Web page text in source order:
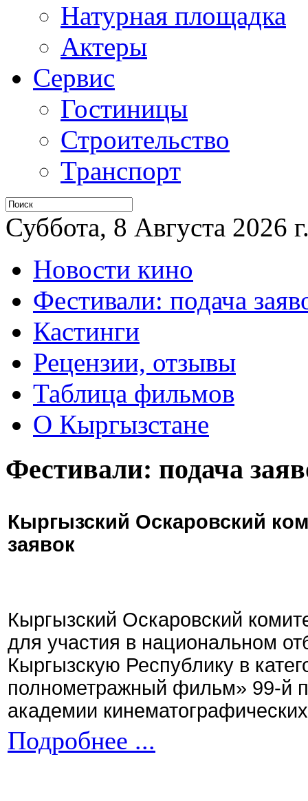
Натурная площадка
Актеры
Сервис
Гостиницы
Строительство
Транспорт
Суббота, 8 Августа 2026
Новости кино
Фестивали: подача
Кастинги
Рецензии, отзывы
Таблица фильмов
О Кыргызстане
Фестивали: подача
Кыргызский Оскаровский
заявок
Кыргызский Оскаровский
для участия в национальном
Кыргызскую Республику в
полнометражный фильм» 99-й
академии
Подробнее ...